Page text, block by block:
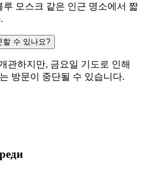
모스크 같은 인근 명소에서 짧
할 수 있나요?
관하지만, 금요일 기도​로 인해
방문이 중단될 수 있습니다.